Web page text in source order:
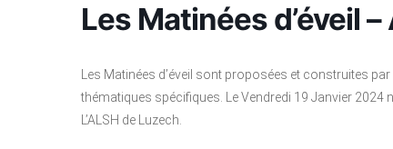
Les Matinées d’éveil
Les Matinées d’éveil sont proposées et construites
thématiques spécifiques. Le Vendredi 19 Janvier
L’ALSH de Luzech.